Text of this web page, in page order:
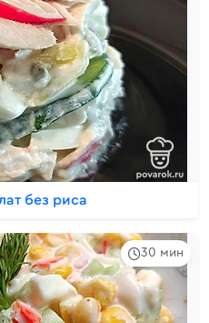
без риса
30 мин